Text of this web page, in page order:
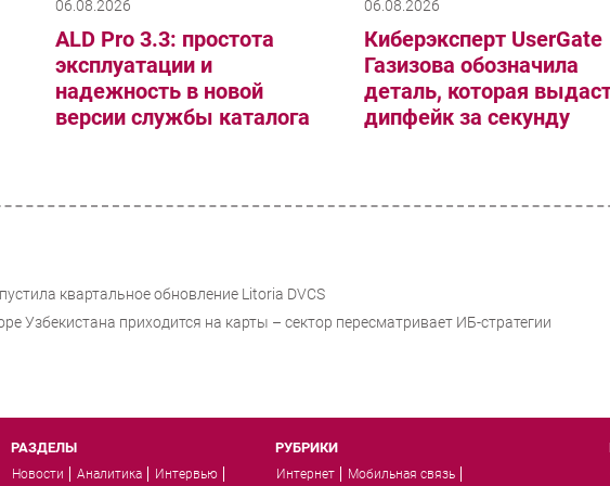
06.08.2026
ALD Pro 3.3: простота
эксплуатации и
надежность в новой
версии службы каталога
06.08.2026
Киберэксперт UserGate
Газизова обозначила
деталь, которая
дипфейк за секунду
квартальное обновление Litoria DVCS
Узбекистана приходится на карты – сектор пересматривает ИБ-стратегии
РАЗДЕЛЫ
Новости Аналитика Интервью
РУБРИКИ
Интернет Мобильная связь